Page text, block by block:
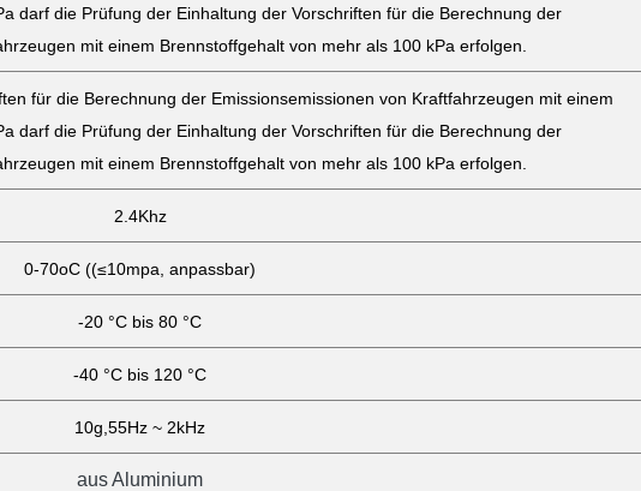
darf die Prüfung der Einhaltung der Vorschriften für die Berechnung der
mit einem Brennstoffgehalt von mehr als 100 kPa erfolgen.
für die Berechnung der Emissionsemissionen von Kraftfahrzeugen mit einem
darf die Prüfung der Einhaltung der Vorschriften für die Berechnung der
mit einem Brennstoffgehalt von mehr als 100 kPa erfolgen.
2.4Khz
0-70oC ((≤10mpa, anpassbar)
-20 °C bis 80 °C
-40 °C bis 120 °C
10g,55Hz ~ 2kHz
aus Aluminium